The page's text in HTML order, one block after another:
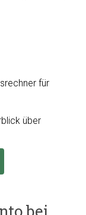
für
über
bei